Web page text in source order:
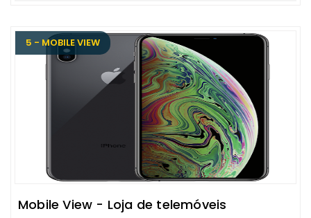
5 - MOBILE VIEW
Mobile View - Loja de telemóveis